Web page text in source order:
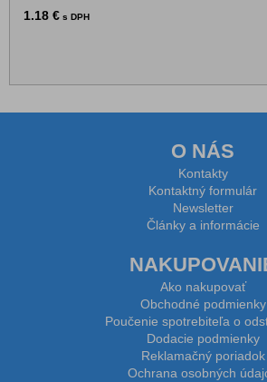
1.18 € s DPH
O NÁS
Kontakty
Kontaktný formulár
Newsletter
Články a informácie
Ako nakupovať
Obchodné podmienky
Poučenie spotrebiteľa o
Dodacie podmienky
Reklamačný poriadok
Ochrana osobných